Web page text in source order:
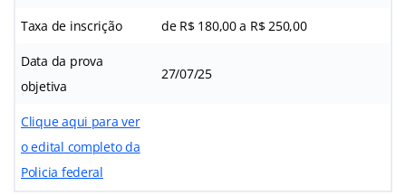
Taxa de inscrição de R$ 180,00 a R$ 250,00
Data da prova
objetiva
27/07/25
Clique aqui para ver
o edital completo da
Policia federal